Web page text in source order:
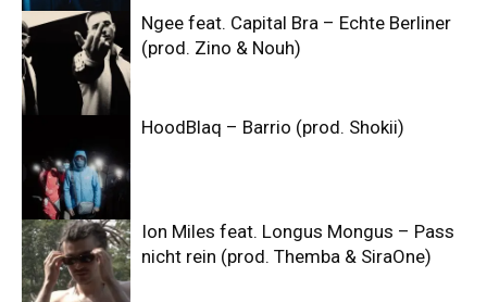
Ngee feat. Capital Bra – Echte Berliner
(prod. Zino & Nouh)
HoodBlaq – Barrio (prod. Shokii)
Ion Miles feat. Longus Mongus – Pass
nicht rein (prod. Themba & SiraOne)